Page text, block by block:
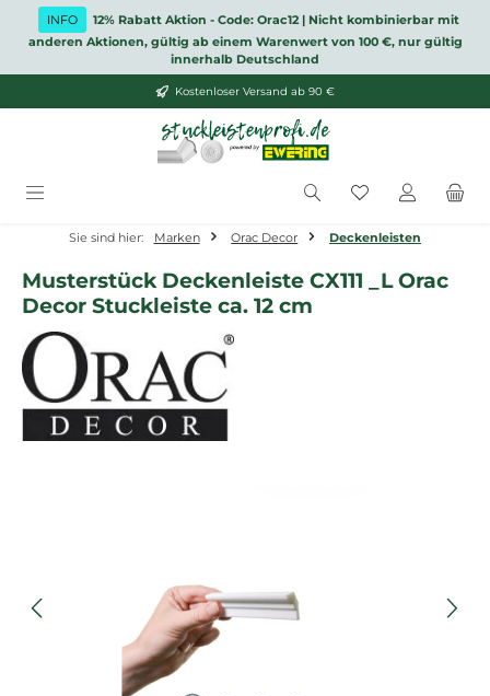
Zum Hauptinhalt springen
INFO
12% Rabatt Aktion - Code: Orac12 | Nicht kombinierbar mit
anderen Aktionen, gültig ab einem Warenwert von 100 €, nur gültig
innerhalb Deutschland
Kostenloser Versand ab 90 €
Du hast 0
Sie sind hier: Marken Orac Decor Deckenleisten
Musterstück Deckenleiste CX111 _L Orac
Decor Stuckleiste ca. 12 cm